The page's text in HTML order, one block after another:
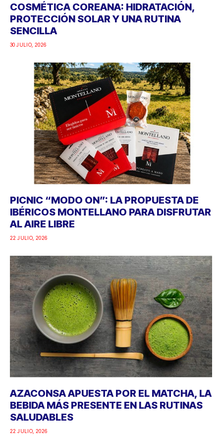
COSMÉTICA COREANA: HIDRATACIÓN,
PROTECCIÓN SOLAR Y UNA RUTINA
SENCILLA
30 JULIO, 2026
PICNIC “MODO ON”: LA PROPUESTA DE
IBÉRICOS MONTELLANO PARA DISFRUTAR
AL AIRE LIBRE
22 JULIO, 2026
AZACONSA APUESTA POR EL MATCHA, LA
BEBIDA MÁS PRESENTE EN LAS RUTINAS
SALUDABLES
22 JULIO, 2026